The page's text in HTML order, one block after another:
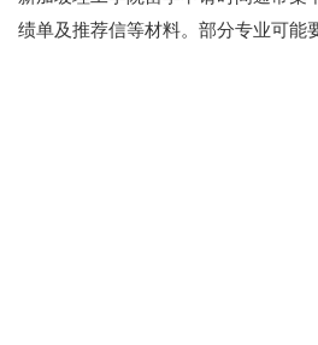
绩单及推荐信等材料。部分专业可能